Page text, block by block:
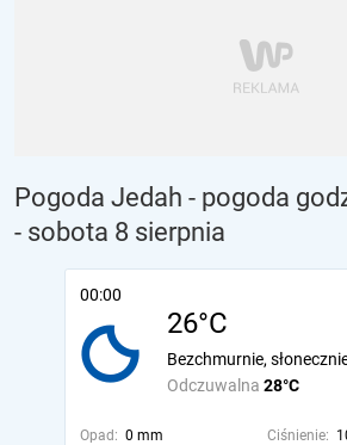
Pogoda Jedah - pogoda
- sobota 8 sierpnia
00:00
26°C
Odczuwalna 28°C
Bezchmurnie,
Opad: 0 mm Ciśnienie: